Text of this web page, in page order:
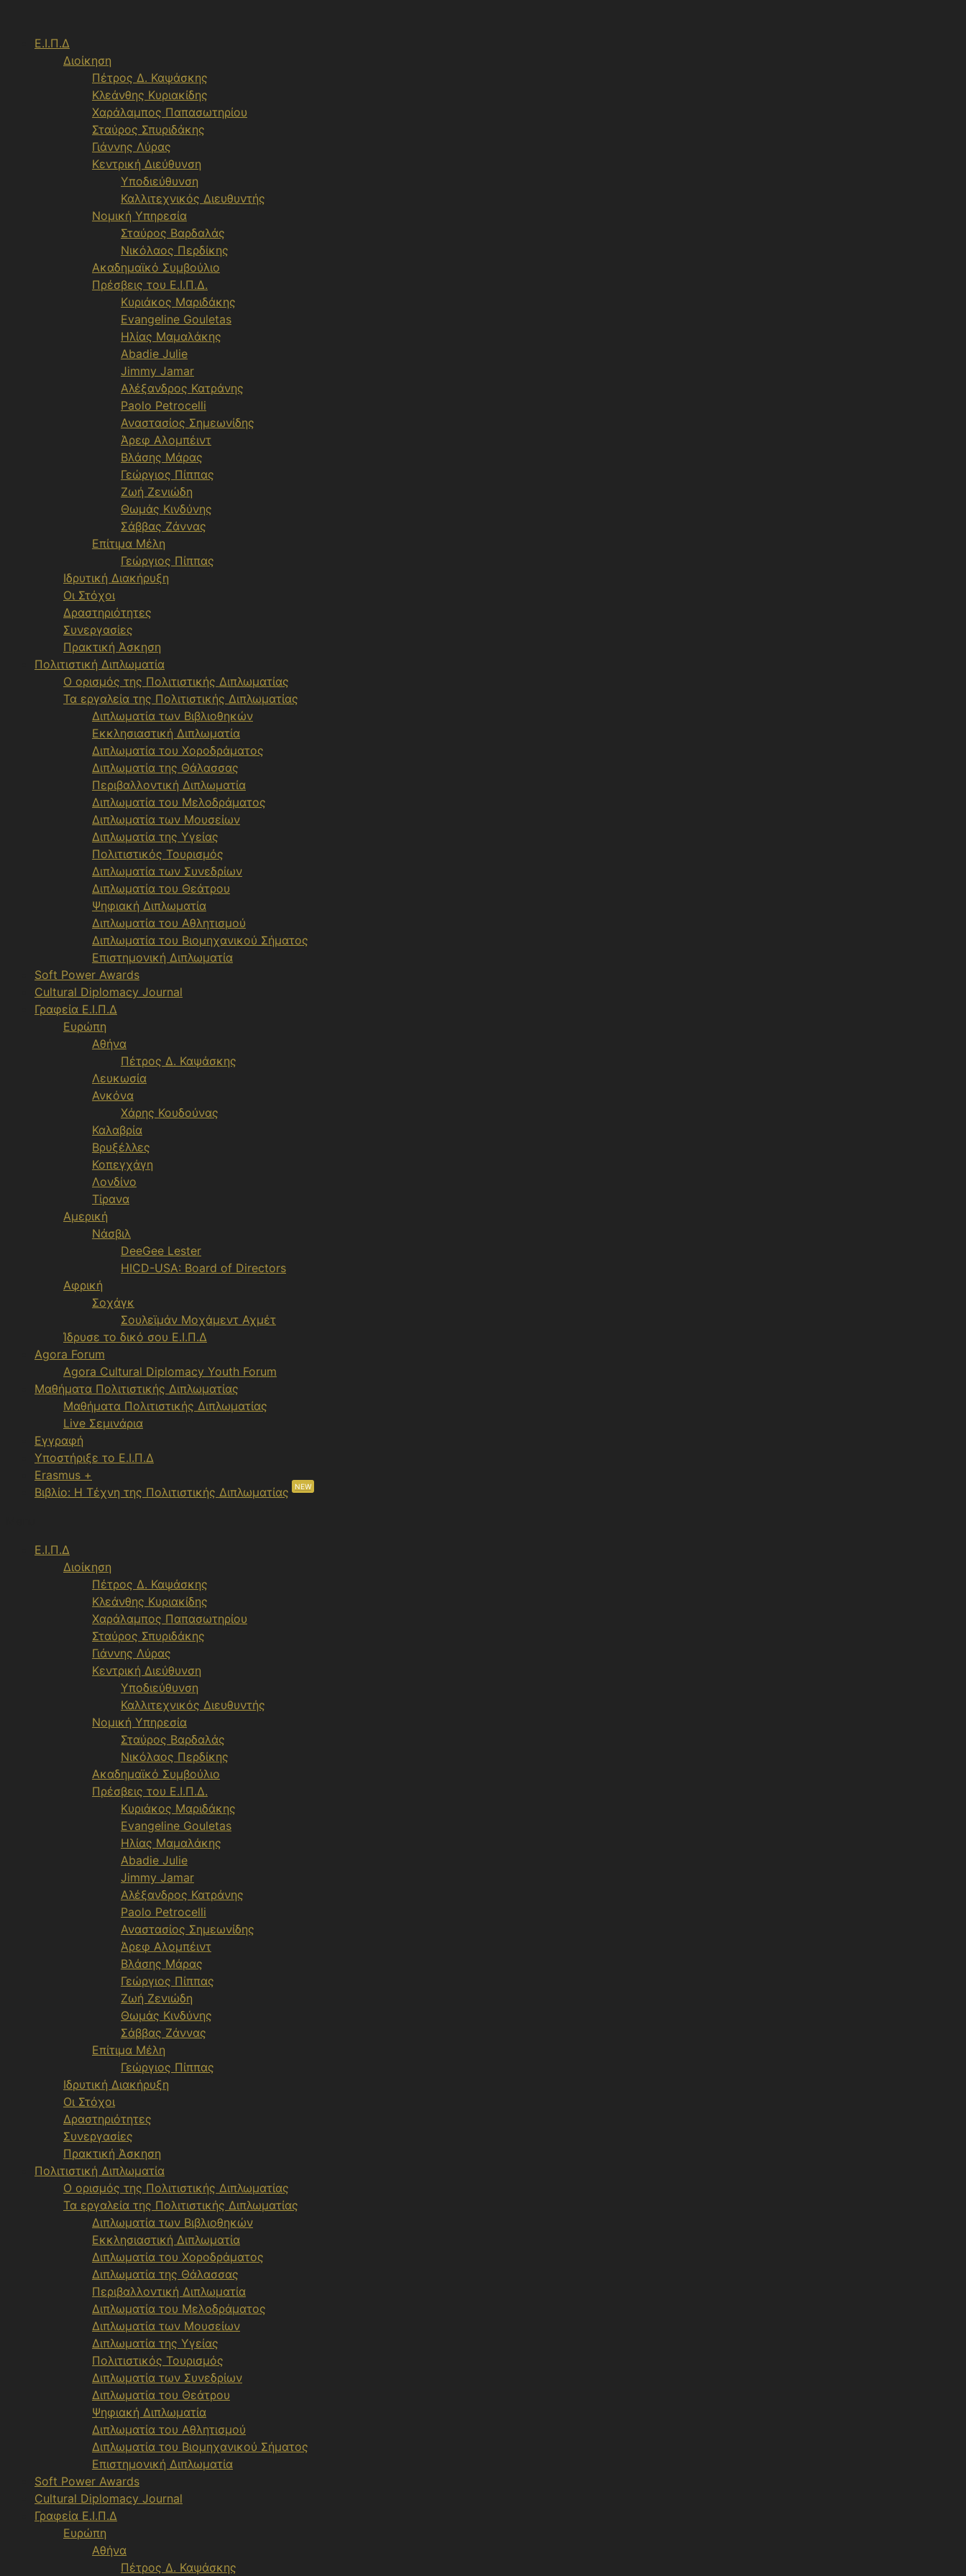
περιεχόμενο
Ε.Ι.Π.Δ
Διοίκηση
Πέτρος Δ. Καψάσκης
Κλεάνθης Κυριακίδης
Χαράλαμπος Παπασωτηρίου
Σταύρος Σπυριδάκης
Γιάννης Λύρας
Κεντρική Διεύθυνση
Υποδιεύθυνση
Καλλιτεχνικός Διευθυντής
Νομική Υπηρεσία
Σταύρος Βαρδαλάς
Νικόλαος Περδίκης
Ακαδημαϊκό Συμβούλιο
Πρέσβεις του Ε.Ι.Π.Δ.
Κυριάκος Μαριδάκης
Evangeline Gouletas
Ηλίας Μαμαλάκης
Abadie Julie
Jimmy Jamar
Αλέξανδρος Κατράνης
Paolo Petrocelli
Αναστασίος Σημεωνίδης
Άρεφ Αλομπέιντ
Βλάσης Μάρας
Γεώργιος Πίππας
Ζωή Ζενιώδη
Θωμάς Κινδύνης
Σάββας Ζάννας
Επίτιμα Μέλη
Γεώργιος Πίππας
Ιδρυτική Διακήρυξη
Οι Στόχοι
Δραστηριότητες
Συνεργασίες
Πρακτική Άσκηση
Πολιτιστική Διπλωματία
Ο ορισμός της Πολιτιστικής Διπλωματίας
Τα εργαλεία της Πολιτιστικής Διπλωματίας
Διπλωματία των Βιβλιοθηκών
Εκκλησιαστική Διπλωματία
Διπλωματία του Χοροδράματος
Διπλωματία της Θάλασσας
Περιβαλλοντική Διπλωματία
Διπλωματία του Μελοδράματος
Διπλωματία των Μουσείων
Διπλωματία της Υγείας
Πολιτιστικός Τουρισμός
Διπλωματία των Συνεδρίων
Διπλωματία του Θεάτρου
Ψηφιακή Διπλωματία
Διπλωματία του Αθλητισμού
Διπλωματία του Βιομηχανικού Σήματος
Επιστημονική Διπλωματία
Soft Power Awards
Cultural Diplomacy Journal
Γραφεία Ε.Ι.Π.Δ
Ευρώπη
Αθήνα
Πέτρος Δ. Καψάσκης
Λευκωσία
Ανκόνα
Χάρης Κουδούνας
Καλαβρία
Βρυξέλλες
Κοπεγχάγη
Λονδίνο
Τίρανα
Αμερική
Νάσβιλ
DeeGee Lester
HICD-USA: Board of Directors
Αφρική
Σοχάγκ
Σουλεϊμάν Μοχάμεντ Αχμέτ
Ίδρυσε το δικό σου Ε.Ι.Π.Δ
Agora Forum
Agora Cultural Diplomacy Youth Forum
Μαθήματα Πολιτιστικής Διπλωματίας
Μαθήματα Πολιτιστικής Διπλωματίας
Live Σεμινάρια
Εγγραφή
Υποστήριξε το Ε.Ι.Π.Δ
Erasmus +
Βιβλίο: Η Τέχνη της Πολιτιστικής Διπλωματίας
NEW
Ε.Ι.Π.Δ
Διοίκηση
Πέτρος Δ. Καψάσκης
Κλεάνθης Κυριακίδης
Χαράλαμπος Παπασωτηρίου
Σταύρος Σπυριδάκης
Γιάννης Λύρας
Κεντρική Διεύθυνση
Υποδιεύθυνση
Καλλιτεχνικός Διευθυντής
Νομική Υπηρεσία
Σταύρος Βαρδαλάς
Νικόλαος Περδίκης
Ακαδημαϊκό Συμβούλιο
Πρέσβεις του Ε.Ι.Π.Δ.
Κυριάκος Μαριδάκης
Evangeline Gouletas
Ηλίας Μαμαλάκης
Abadie Julie
Jimmy Jamar
Αλέξανδρος Κατράνης
Paolo Petrocelli
Αναστασίος Σημεωνίδης
Άρεφ Αλομπέιντ
Βλάσης Μάρας
Γεώργιος Πίππας
Ζωή Ζενιώδη
Θωμάς Κινδύνης
Σάββας Ζάννας
Επίτιμα Μέλη
Γεώργιος Πίππας
Ιδρυτική Διακήρυξη
Οι Στόχοι
Δραστηριότητες
Συνεργασίες
Πρακτική Άσκηση
Πολιτιστική Διπλωματία
Ο ορισμός της Πολιτιστικής Διπλωματίας
Τα εργαλεία της Πολιτιστικής Διπλωματίας
Διπλωματία των Βιβλιοθηκών
Εκκλησιαστική Διπλωματία
Διπλωματία του Χοροδράματος
Διπλωματία της Θάλασσας
Περιβαλλοντική Διπλωματία
Διπλωματία του Μελοδράματος
Διπλωματία των Μουσείων
Διπλωματία της Υγείας
Πολιτιστικός Τουρισμός
Διπλωματία των Συνεδρίων
Διπλωματία του Θεάτρου
Ψηφιακή Διπλωματία
Διπλωματία του Αθλητισμού
Διπλωματία του Βιομηχανικού Σήματος
Επιστημονική Διπλωματία
Soft Power Awards
Cultural Diplomacy Journal
Γραφεία Ε.Ι.Π.Δ
Ευρώπη
Αθήνα
Πέτρος Δ. Καψάσκης